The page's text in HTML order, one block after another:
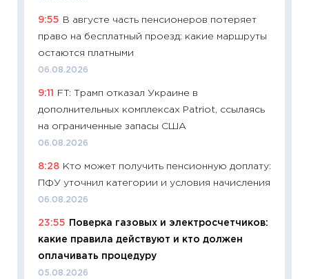
9:55
В августе часть пенсионеров потеряет
право на бесплатный проезд: какие маршруты
остаются платными
06.08.2026
9:11
FT: Трамп отказал Украине в
дополнительных комплексах Patriot, ссылаясь
на ограниченные запасы США
06.08.2026
8:28 Кто может получить пенсионную доплату:
ПФУ уточнил категории и условия начисления
06.08.2026
23:55
Поверка газовых и электросчетчиков:
какие правила действуют и кто должен
оплачивать процедуру
05.08.2026